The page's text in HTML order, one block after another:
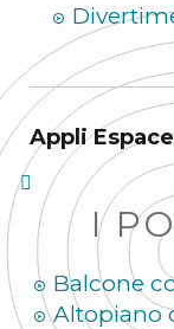
Appli
I
Balcone
Altopiano